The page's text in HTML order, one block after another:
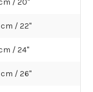
/ 20"
/ 22"
/ 24"
/ 26"